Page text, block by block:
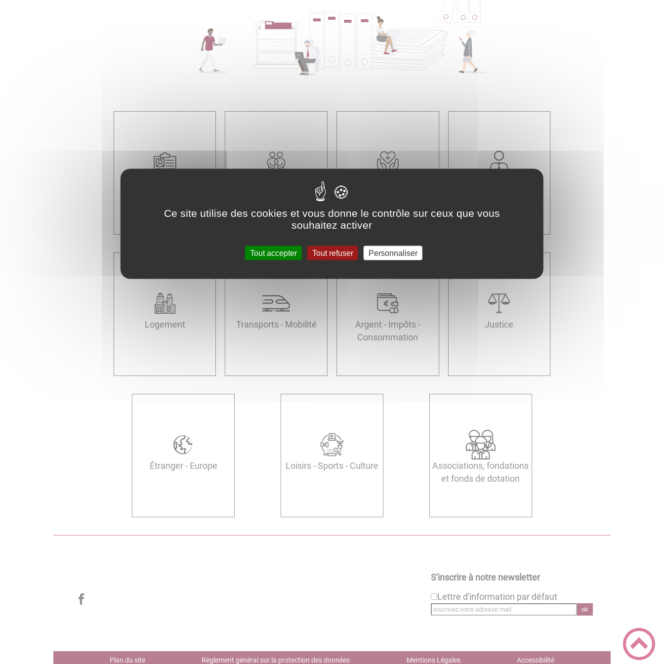
Logement Transports - Mobilité
Argent - Impôts -
Consommation
Justice
Étranger - Europe Loisirs - Sports - Culture
Associations, fondations
et fonds de dotation
S'inscrire à notre newsletter
Lettre d'information par défaut
ok
Plan du site Règlement général sur la protection des données Mentions Légales Accessibilité
Ce site utilise des cookies et vous donne le contrôle sur ceux que vous
souhaitez activer
Tout accepter Tout refuser Personnaliser